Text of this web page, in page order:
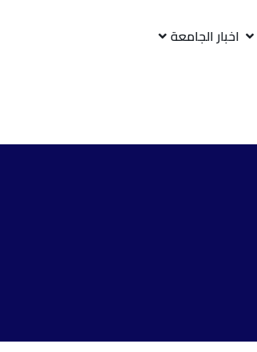
اخبار الجامعة